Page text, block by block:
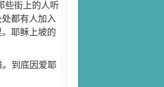
些街上的人听
都有人加入
耶稣上坡的
到底因爱耶